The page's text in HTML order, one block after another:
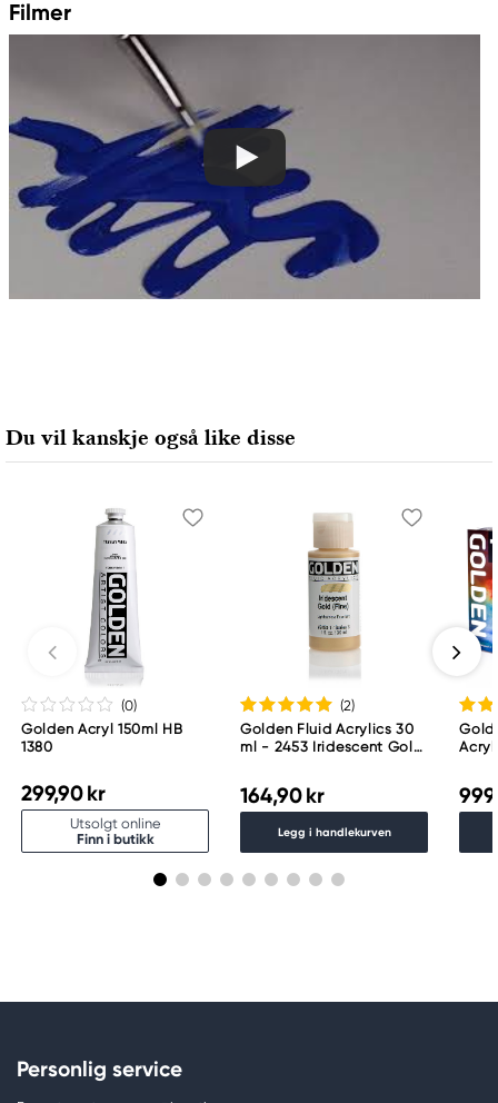
Golden
Royal Talens Netherlands
Sophialaan 46
7311 PD Apeldoorn, Netherlands
info@royaltalens.com
+31 (0)55 527 4700
Produsent
Golden
Golden Artist Colors, Inc
188 Bell Road
Filmer
Du vil kanskje også like disse
(0)
Golden Acryl 150ml HB
1380
299,90 kr
Utsolgt online
Finn i butikk
(2)
Golden Fluid Acrylics 30
ml - 2453 Iridescent Gold
164,90 kr
Legg i handlekurven
Personlig service